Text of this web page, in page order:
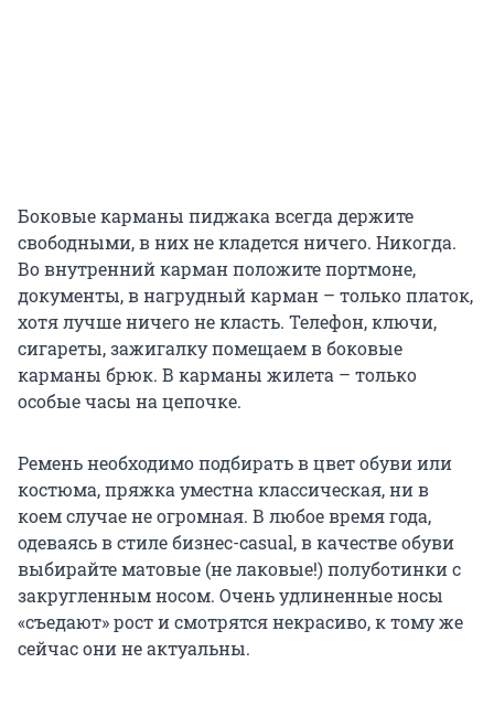
Боковые карманы пиджака всегда держите
свободными, в них не кладется ничего. Никогда.
Во внутренний карман положите портмоне,
документы, в нагрудный карман – только платок,
хотя лучше ничего не класть. Телефон, ключи,
сигареты, зажигалку помещаем в боковые
карманы брюк. В карманы жилета – только
особые часы на цепочке.
Ремень необходимо подбирать в цвет обуви или
костюма, пряжка уместна классическая, ни в
коем случае не огромная. В любое время года,
одеваясь в стиле бизнес-casual, в качестве обуви
выбирайте матовые (не лаковые!) полуботинки с
закругленным носом. Очень удлиненные носы
«съедают» рост и смотрятся некрасиво, к тому же
сейчас они не актуальны.